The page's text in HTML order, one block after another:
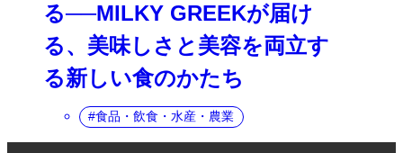
る──MILKY GREEKが届け
る、美味しさと美容を両立す
る新しい食のかたち
食品・飲食・水産・農業